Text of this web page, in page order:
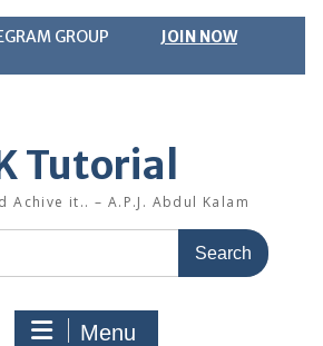
GROUP JOIN NOW
Tutorial
Achive it.. – A.P.J. Abdul Kalam
Menu